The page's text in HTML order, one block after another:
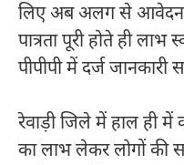
लिए अब अलग से आवेदन
पात्रता पूरी होते ही
पीपीपी में दर्ज जानकारी
रेवाड़ी जिले में हाल ही
का लाभ लेकर लोगों की